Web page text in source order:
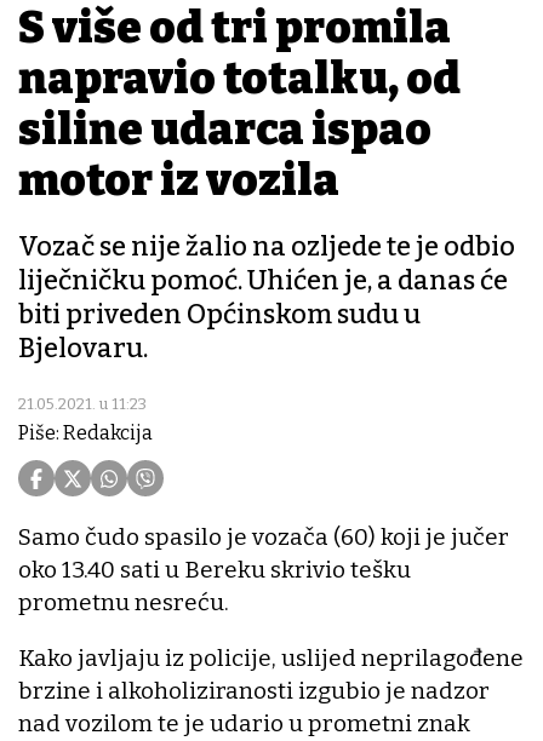
S više od tri promila
napravio totalku, od
siline udarca ispao
motor iz vozila
Vozač se nije žalio na ozljede te je odbio
liječničku pomoć. Uhićen je, a danas će
biti priveden Općinskom sudu u
Bjelovaru.
21.05.2021. u 11:23
Piše: Redakcija
Samo čudo spasilo je vozača (60) koji je jučer
oko 13.40 sati u Bereku skrivio tešku
prometnu nesreću.
Kako javljaju iz policije, uslijed neprilagođene
brzine i alkoholiziranosti izgubio je nadzor
nad vozilom te je udario u prometni znak